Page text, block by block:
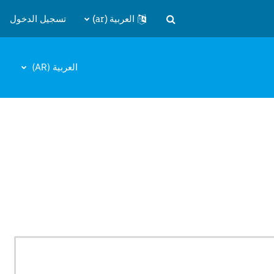
تبديل إدخال البحث
العربية ‎(ar)‎ تسجيل الدخول
العربية ‎(AR)‎